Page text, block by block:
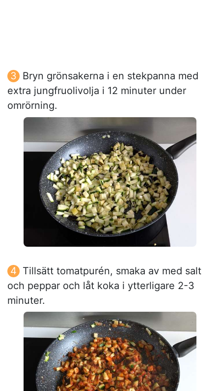
Bryn grönsakerna i en stekpanna med
extra jungfruolivolja i 12 minuter under
omrörning.
Tillsätt tomatpurén, smaka av med salt
och peppar och låt koka i ytterligare 2-3
minuter.